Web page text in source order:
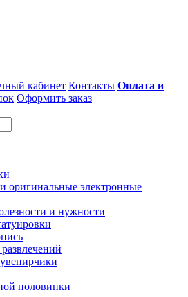
кабинет Контакты Оплата и
Оформить заказ
оригинальные электронные
и нужности
половинки